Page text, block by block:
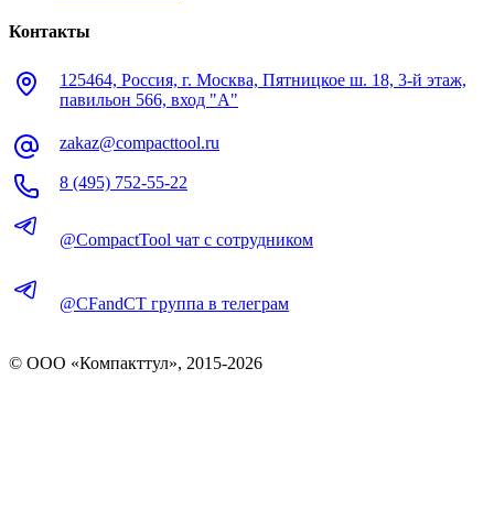
Контакты
125464, Россия, г. Москва, Пятницкое ш. 18, 3-й этаж,
павильон 566, вход "А"
zakaz@compacttool.ru
8 (495) 752-55-22
@CompactTool чат с сотрудником
@CFandCT группа в телеграм
© OOO «Компакттул», 2015-2026